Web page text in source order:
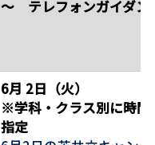
～ テレフォンガイダン
6月 2日（火）
※学科・クラス別に時間
指定